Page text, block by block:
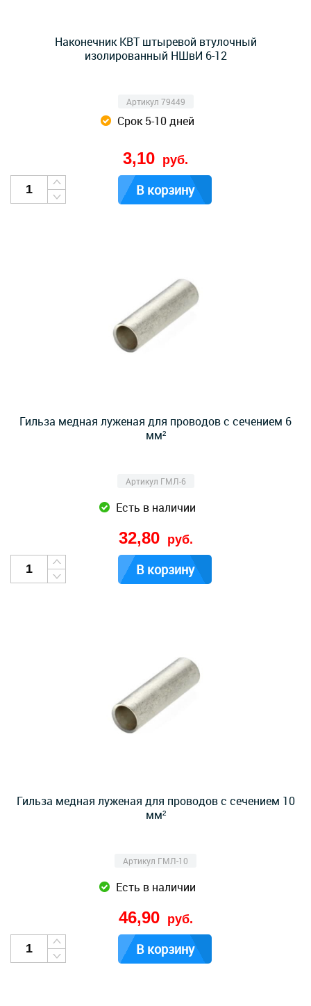
Наконечник КВТ штыревой втулочный
изолированный НШвИ 6-12
Артикул 79449
Срок 5-10 дней
3,10 руб.
В корзину
Гильза медная луженая для проводов с сечением 6
мм²
Артикул ГМЛ-6
Есть в наличии
32,80 руб.
В корзину
Гильза медная луженая для проводов с сечением 10
мм²
Артикул ГМЛ-10
Есть в наличии
46,90 руб.
В корзину